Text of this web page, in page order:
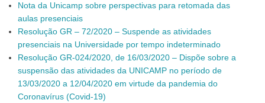
Nota da Unicamp sobre perspectivas para retomada das
aulas presenciais
Resolução GR – 72/2020 – Suspende as atividades
presenciais na Universidade por tempo indeterminado
Resolução GR-024/2020, de 16/03/2020 – Dispõe sobre a
suspensão das atividades da UNICAMP no período de
13/03/2020 a 12/04/2020 em virtude da pandemia do
Coronavírus (Covid-19)